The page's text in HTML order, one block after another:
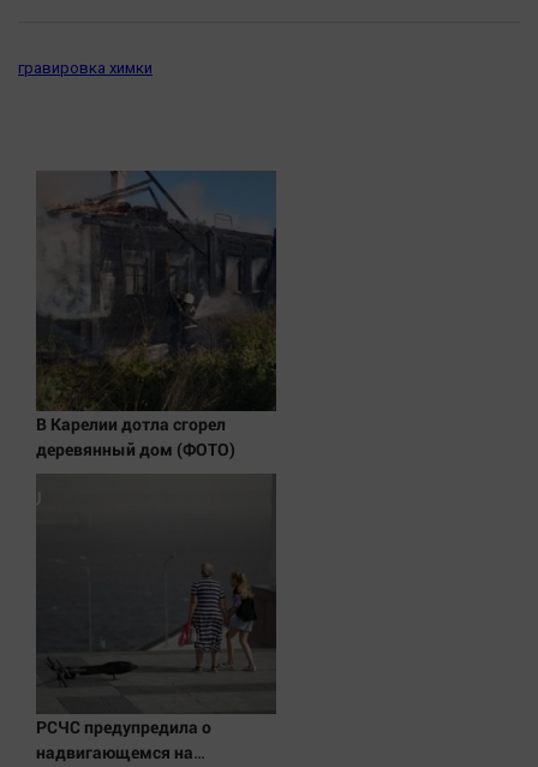
Обсуждаем
Последняя инстанция
Светская жизнь
Тенденции
Точка на карте
гравировка химки
В Карелии дотла сгорел
деревянный дом (ФОТО)
РСЧС предупредила о
надвигающемся на